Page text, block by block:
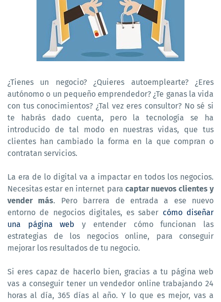
¿Tienes un negocio? ¿Quieres autoemplearte? ¿Eres
autónomo o un pequeño emprendedor? ¿Te ganas la vida
con tus conocimientos? ¿Tal vez eres consultor? No sé si
te habrás dado cuenta, pero la tecnología se ha
introducido de tal modo en nuestras vidas, que tus
clientes han cambiado la forma en la que compran o
contratan servicios.
La era de lo digital va a impactar en todos los negocios.
Necesitas estar en internet para captar nuevos clientes y
vender más. Pero barrera de entrada a ese nuevo
entorno de negocios digitales, es saber cómo diseñar
una página web y entender cómo funcionan las
estrategias de los negocios online, para conseguir
mejorar los resultados de tu negocio.
Si eres capaz de hacerlo bien, gracias a tu página web
vas a conseguir tener un vendedor online trabajando 24
horas al día, 365 días al año. Y lo que es mejor, vas a